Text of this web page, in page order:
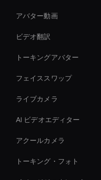
アバター動画
ビデオ翻訳
トーキングアバター
フェイススワップ
ライブカメラ
AI ビデオエディター
アクールカメラ
トーキング・フォト